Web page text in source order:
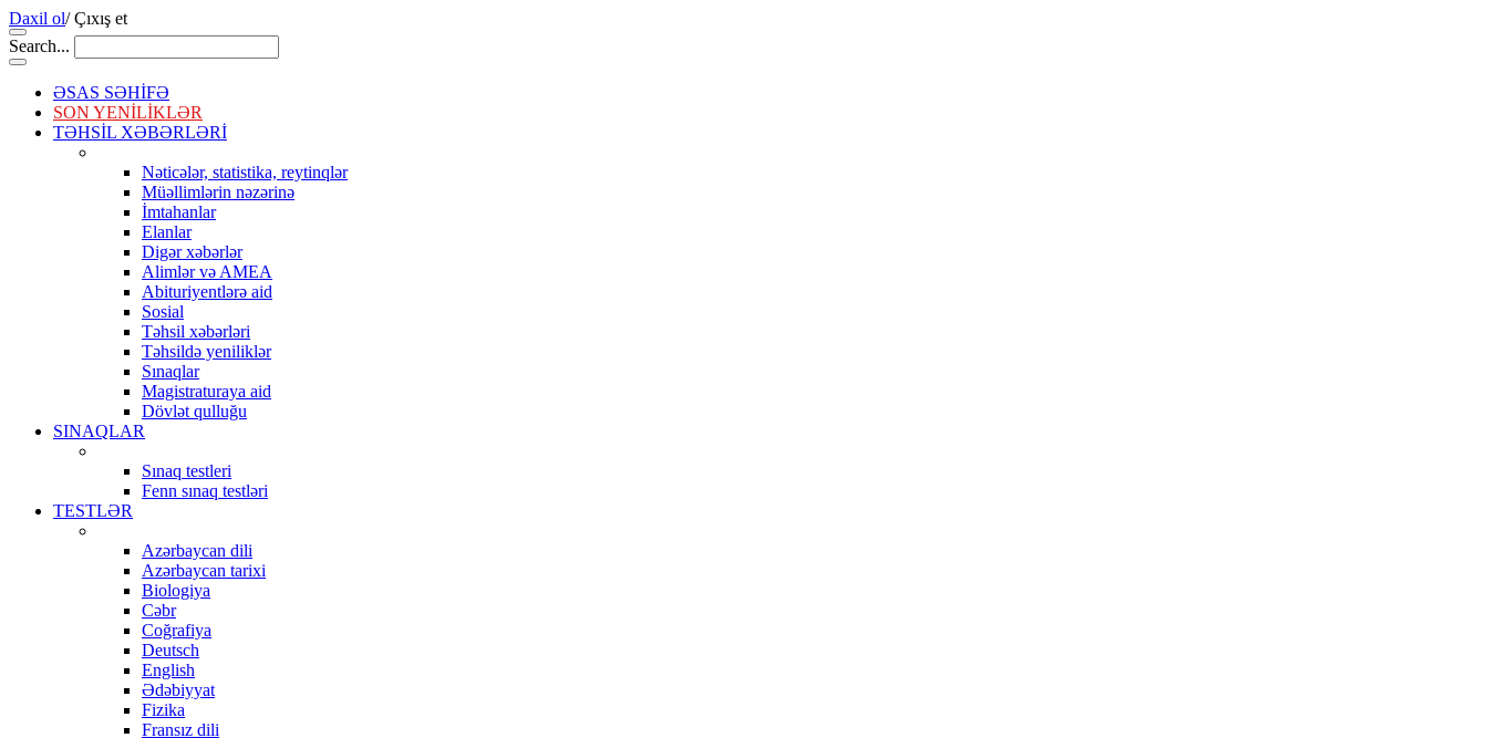
Daxil ol/Çıxış et
Search...
ƏSAS SƏHİFƏ
SON YENİLİKLƏR
TƏHSİL XƏBƏRLƏRİ
Nəticələr, statistika, reytinqlər
Müəllimlərin nəzərinə
İmtahanlar
Elanlar
Digər xəbərlər
Alimlər və AMEA
Abituriyentlərə aid
Sosial
Təhsil xəbərləri
Təhsildə yeniliklər
Sınaqlar
Magistraturaya aid
Dövlət qulluğu
SINAQLAR
Sınaq testleri
Fenn sınaq testləri
TESTLƏR
Azərbaycan dili
Azərbaycan tarixi
Biologiya
Cəbr
Coğrafiya
Deutsch
English
Ədəbiyyat
Fizika
Fransız dili